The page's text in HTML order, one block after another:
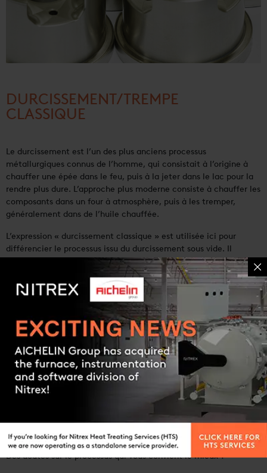
DURCISSEMENT/TREMPE
CLASSIQUE
Le durcissement est l’un des plus anciens processus
métallurgiques connus de l’homme, qui consistait à l’origine à
chauffer une épée dans le feu, puis à la jeter dans le lac pour la
rendre plus dure. L’approche plus moderne consiste à chauffer les
composants dans un four à atmosphère, puis à les tremper,
généralement dans de l’huile chauffée.
L’expression « durcissement classique » est utilisée ici pour
différencier le processus issu du durcissement sous vide. Il
convient également de noter que le « durcissement » est
généralement désigné par le terme « trempe ».
Une version plus raffinée de ce processus est le
durcissement
AVANTAGES
Résistance accrue
Dureté accrue
Amélioration de la résistance à la fatigue
Des doutes sur le processus qui vous convient le mieux ?
Contact us